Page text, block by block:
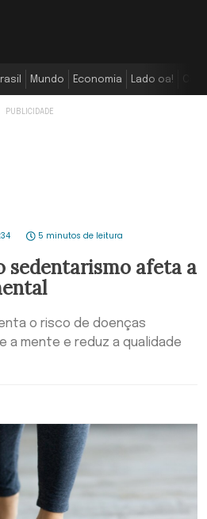
Mundo Economia Lado oa!
5 minutos de leitura
sedentarismo afeta a
o risco de doenças
a mente e reduz a qualidade